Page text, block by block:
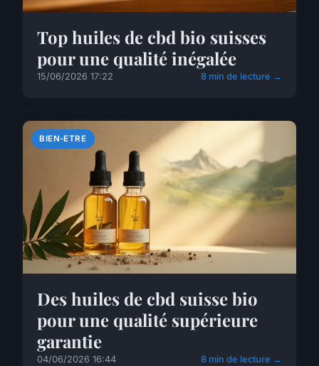
Top huiles de cbd bio suisses
pour une qualité inégalée
15/06/2026 17:22 8 min de lecture →
BIEN-ETRE
Des huiles de cbd suisse bio
pour une qualité supérieure
garantie
04/06/2026 16:44 8 min de lecture →